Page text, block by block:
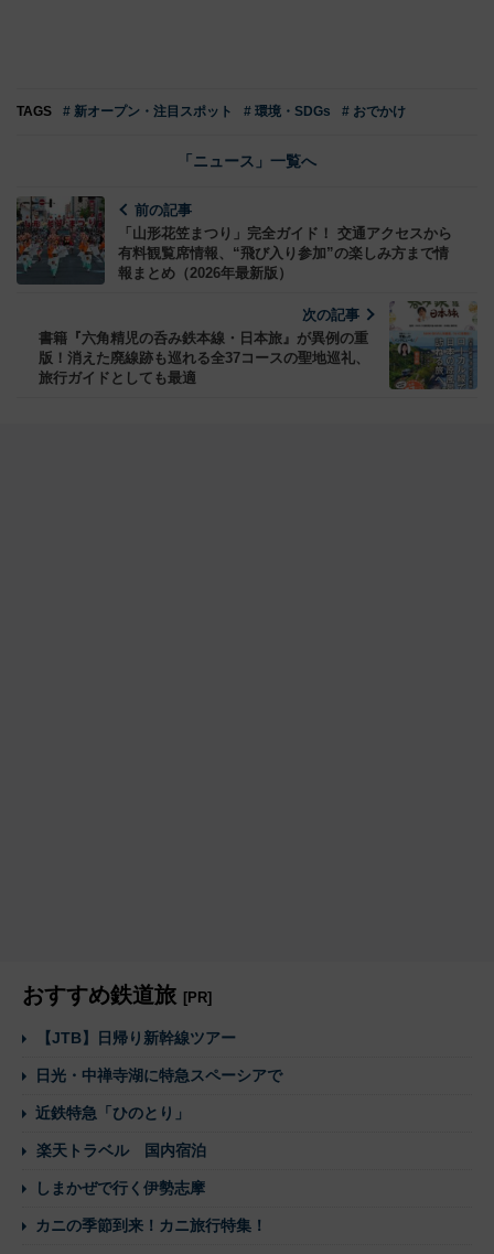
TAGS # 新オープン・注目スポット # 環境・SDGs # おでかけ
「ニュース」一覧へ
前の記事
「山形花笠まつり」完全ガイド！ 交通アクセスから
有料観覧席情報、“飛び入り参加”の楽しみ方まで情
報まとめ（2026年最新版）
次の記事
書籍『六角精児の呑み鉄本線・日本旅』が異例の重
版！消えた廃線跡も巡れる全37コースの聖地巡礼、
旅行ガイドとしても最適
おすすめ鉄道旅 [PR]
【JTB】日帰り新幹線ツアー
日光・中禅寺湖に特急スペーシアで
近鉄特急「ひのとり」
楽天トラベル 国内宿泊
しまかぜで行く伊勢志摩
カニの季節到来！カニ旅行特集！